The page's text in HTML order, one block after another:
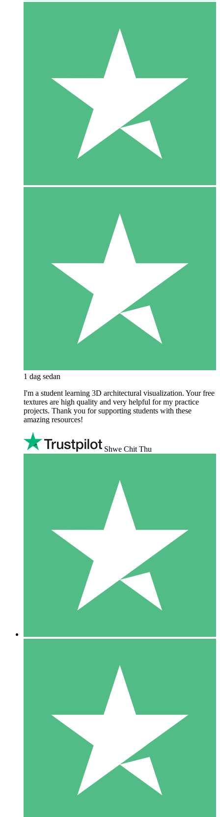
1 dag sedan
I'm a student learning 3D architectural visualization. Your free
textures are high quality and very helpful for my practice
projects. Thank you for supporting students with these
amazing resources!
Shwe Chit Thu